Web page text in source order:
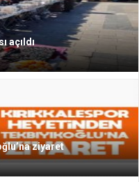
açıldı
ziyaret